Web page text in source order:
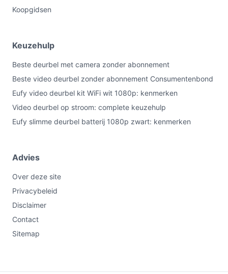
Koopgidsen
Keuzehulp
Beste deurbel met camera zonder abonnement
Beste video deurbel zonder abonnement Consumentenbond
Eufy video deurbel kit WiFi wit 1080p: kenmerken
Video deurbel op stroom: complete keuzehulp
Eufy slimme deurbel batterij 1080p zwart: kenmerken
Advies
Over deze site
Privacybeleid
Disclaimer
Contact
Sitemap